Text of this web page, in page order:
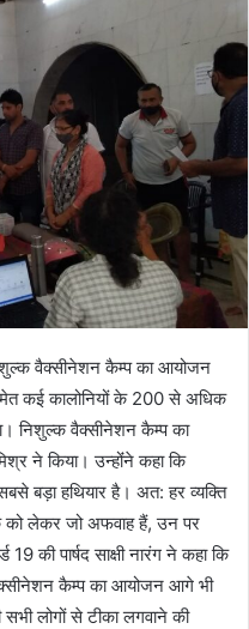
वैक्सीनेशन कैम्प का आयोजन
कई कालोनियों के 200 से अधिक
निशुल्क वैक्सीनेशन कैम्प का
ने किया। उन्होंंने कहा कि
बड़ा हथियार है। अत: हर व्यक्ति
को लेकर जो अफवाह हैं, उन पर
की पार्षद साक्षी नारंग ने कहा कि
कैम्प का आयोजन आगे भी
लोगों से टीका लगवाने की